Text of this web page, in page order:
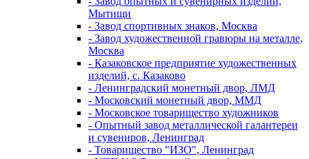
Мытищи
- Завод спортивных знаков, Москва
- Завод художественной гравюры на металле,
Москва
- Казаковское предприятие художественных
изделий, с. Казаково
- Ленинградский монетный двор, ЛМД
- Московский монетный двор, ММД
- Московское товарищество художников
- Опытный завод металлической галантереи
и сувениров, Ленинград
- Товарищество "ИЗО", Ленинград